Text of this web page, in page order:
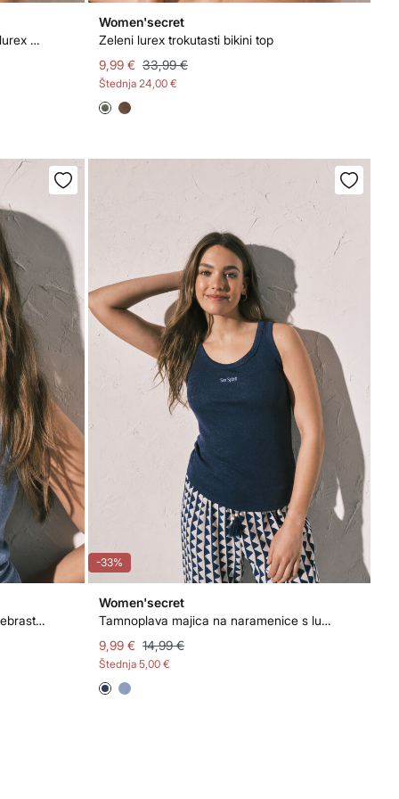
Roza brazilske gaćice za bikini s lurex U-efektom
Women'secret
Zeleni lurex trokutasti bikini top
9,99 € 33,99 €
Štednja 24,00 €
Plava majica na naramenice od rebrastog lurexa
-33%
Women'secret
Tamnoplava majica na naramenice s lurex rebrastim uzorkom
9,99 € 14,99 €
Štednja 5,00 €